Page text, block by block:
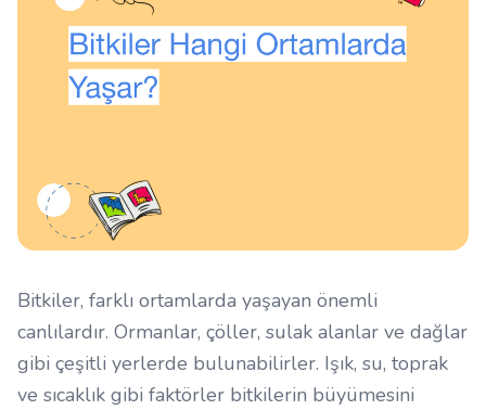
Bitkiler, farklı ortamlarda yaşayan önemli
canlılardır. Ormanlar, çöller, sulak alanlar ve dağlar
gibi çeşitli yerlerde bulunabilirler. Işık, su, toprak
ve sıcaklık gibi faktörler bitkilerin büyümesini